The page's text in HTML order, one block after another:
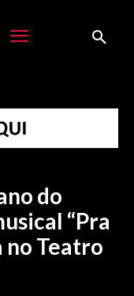
do
“Pra
Teatro